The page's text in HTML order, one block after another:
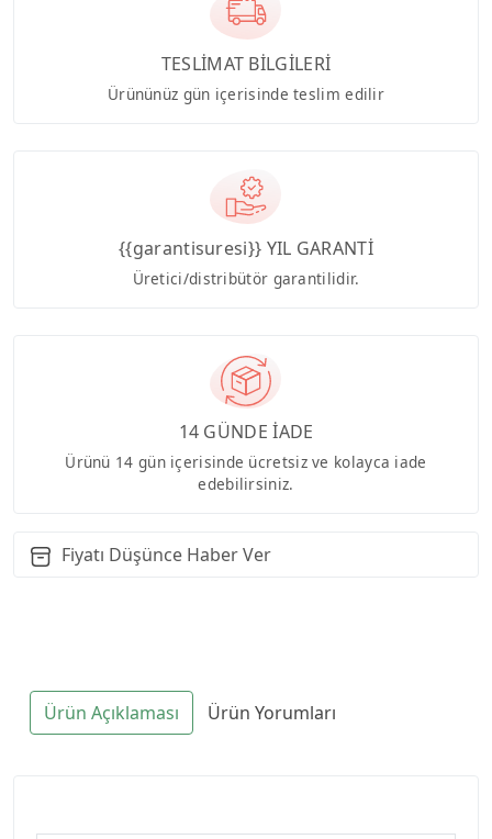
TESLİMAT BİLGİLERİ
Ürününüz gün içerisinde teslim edilir
{{garantisuresi}} YIL GARANTİ
Üretici/distribütör garantilidir.
14 GÜNDE İADE
Ürünü 14 gün içerisinde ücretsiz ve kolayca iade
edebilirsiniz.
Fiyatı Düşünce Haber Ver
Ürün Açıklaması Ürün Yorumları